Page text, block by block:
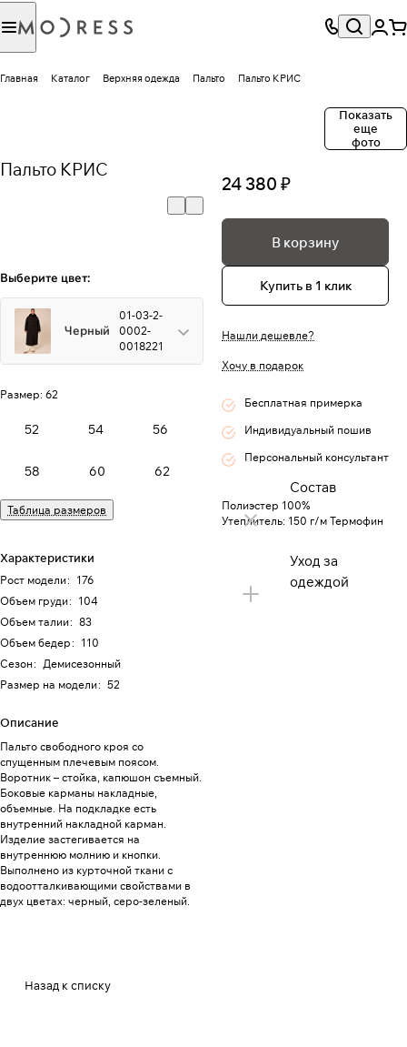
Главная Каталог Верхняя одежда Пальто Пальто КРИС
Показать
еще
фото
Пальто КРИС
Выберите цвет:
Черный
01-03-2-
0002-
0018221
Размер: 62
52 54 56
58 60 62
Таблица размеров
Характеристики
Рост модели: 176
Объем груди: 104
Объем талии: 83
Объем бедер: 110
Сезон: Демисезонный
Размер на модели: 52
Описание
Пальто свободного кроя со
спущенным плечевым поясом.
Воротник – стойка, капюшон съемный.
Боковые карманы накладные,
объемные. На подкладке есть
внутренний накладной карман.
Изделие застегивается на
внутреннюю молнию и кнопки.
Выполнено из курточной ткани с
водоотталкивающими свойствами в
двух цветах: черный, серо-зеленый.
24 380 ₽
В корзину
Купить в 1 клик
Нашли дешевле?
Хочу в подарок
Бесплатная примерка
Индивидуальный пошив
Персональный консультант
Состав
Полиэстер 100%
Утеплитель: 150 г/м Термофин
Уход за
одеждой
Назад к списку